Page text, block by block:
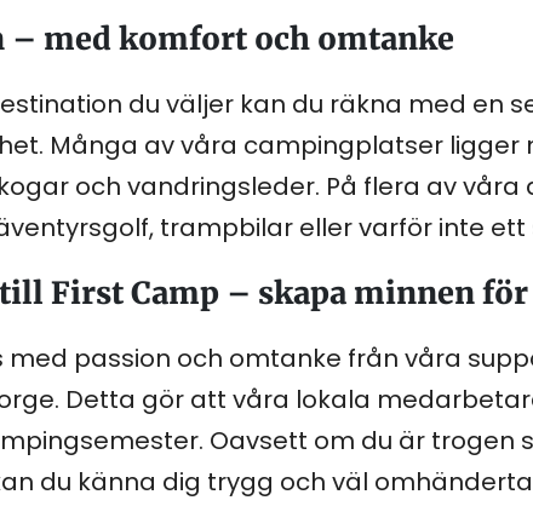
– med komfort och omtanke
du väljer kan du räkna med en
Många av våra campingplatser
och vandringsleder. På flera av
trampbilar eller varför inte
First Camp – skapa minnen
med passion och omtanke från våra
Detta gör att våra lokala
Oavsett om du är
du känna dig trygg och väl